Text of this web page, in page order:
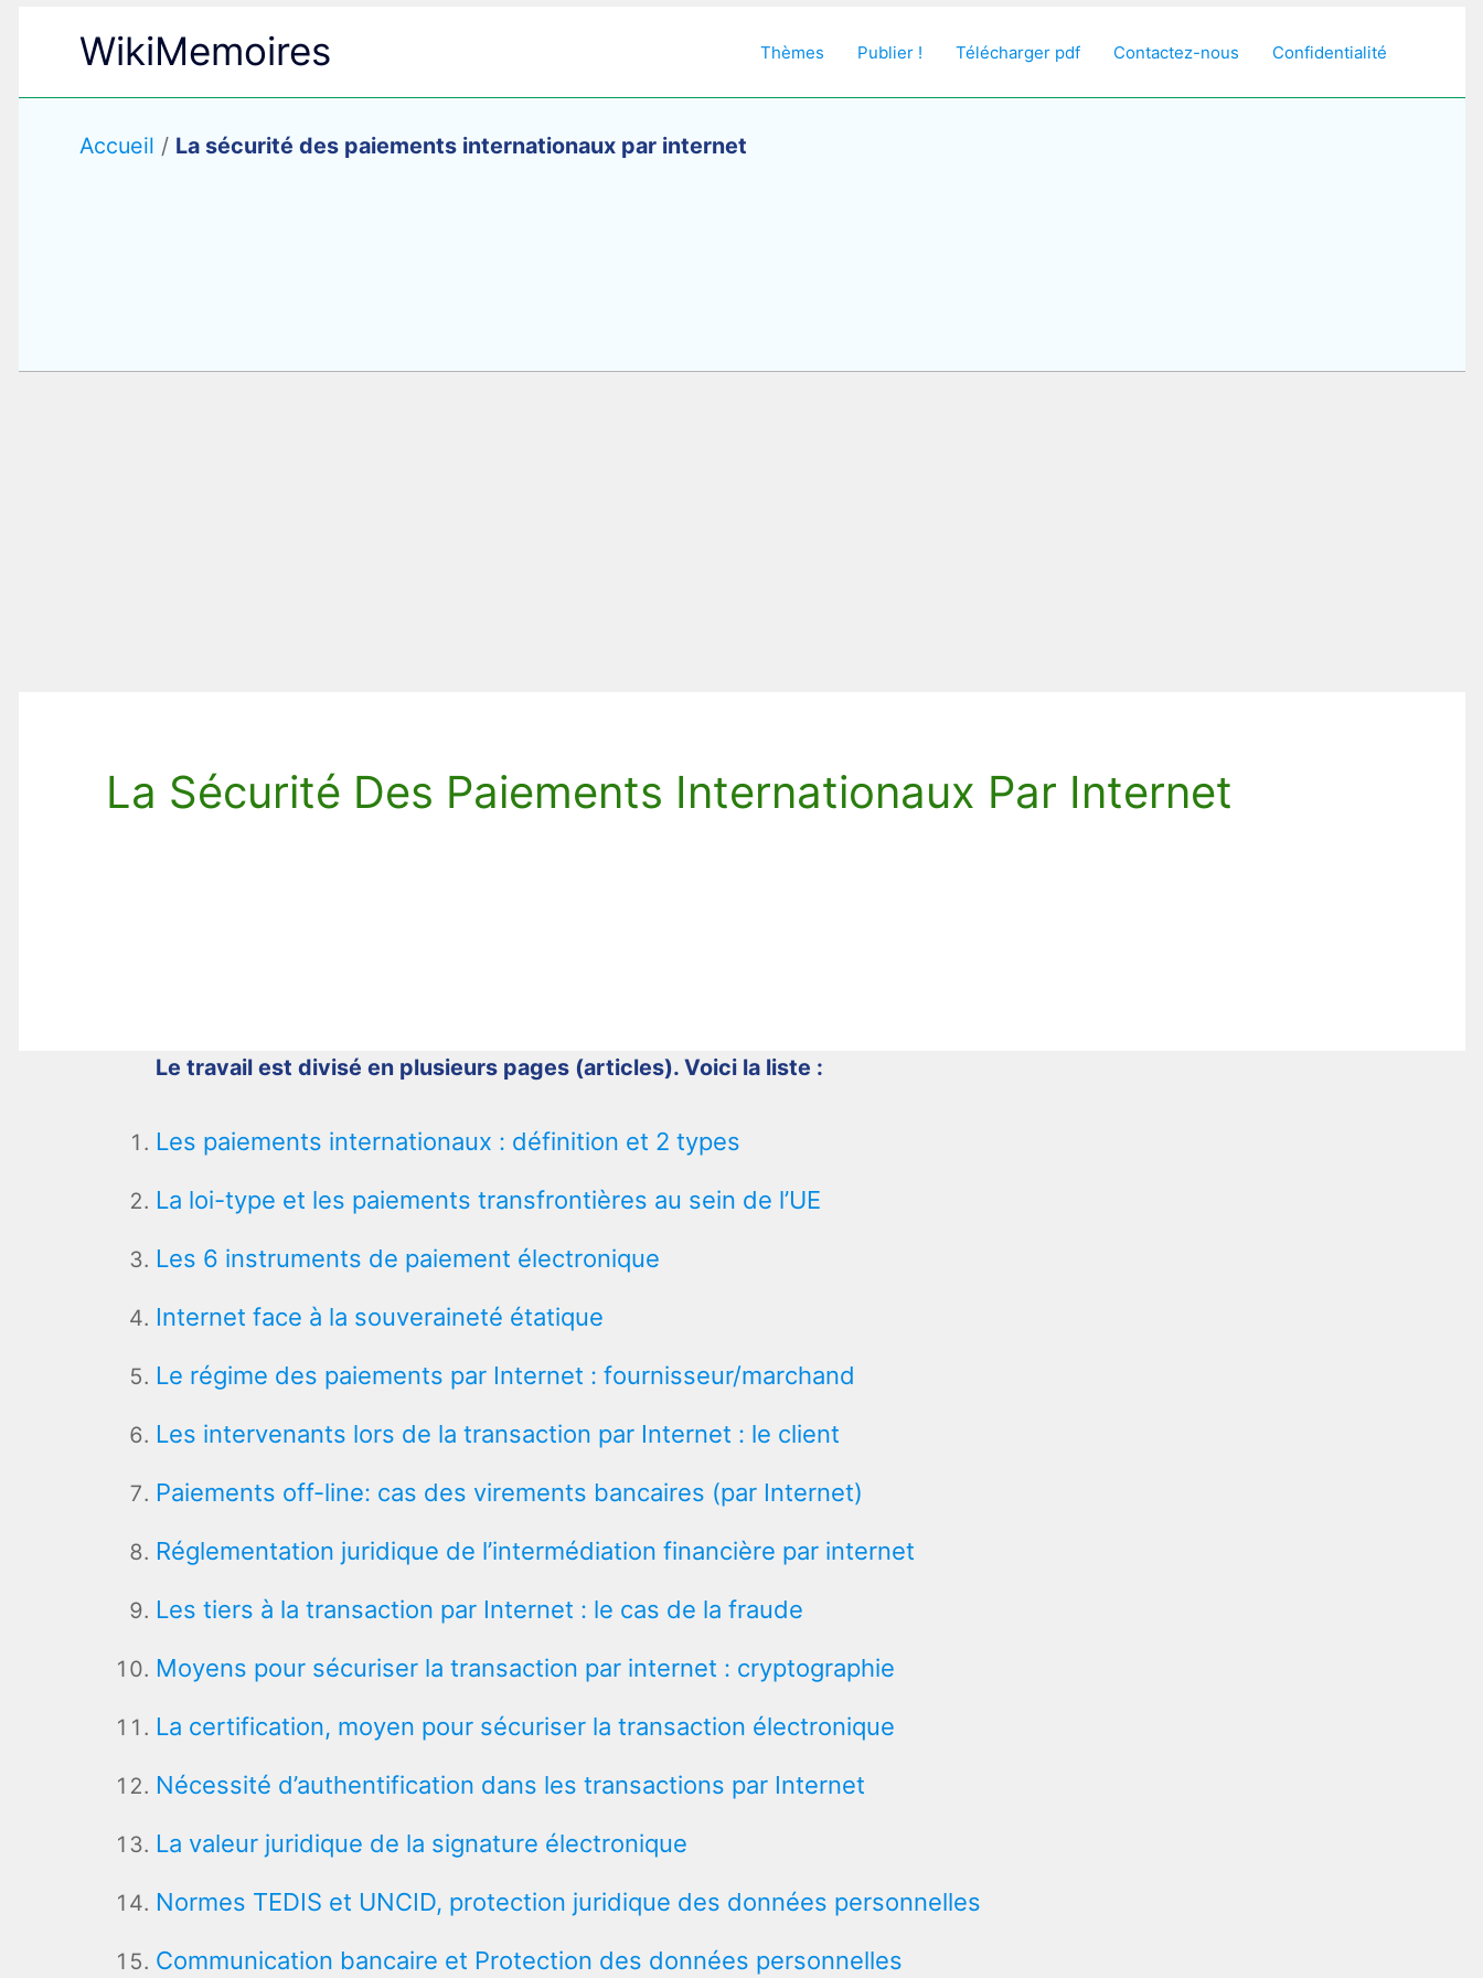
WikiMemoires Thèmes Publier ! Télécharger pdf Contactez-nous Confidentialité
Accueil / La sécurité des paiements internationaux par internet
La Sécurité Des Paiements Internationaux Par Internet
Le travail est divisé en plusieurs pages (articles). Voici la liste :
Les paiements internationaux : définition et 2 types
La loi-type et les paiements transfrontières au sein de l’UE
Les 6 instruments de paiement électronique
Internet face à la souveraineté étatique
Le régime des paiements par Internet : fournisseur/marchand
Les intervenants lors de la transaction par Internet : le client
Paiements off-line: cas des virements bancaires (par Internet)
Réglementation juridique de l’intermédiation financière par internet
Les tiers à la transaction par Internet : le cas de la fraude
Moyens pour sécuriser la transaction par internet : cryptographie
La certification, moyen pour sécuriser la transaction électronique
Nécessité d’authentification dans les transactions par Internet
La valeur juridique de la signature électronique
Normes TEDIS et UNCID, protection juridique des données personnelles
Communication bancaire et Protection des données personnelles